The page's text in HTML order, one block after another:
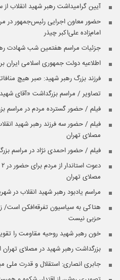
آیین گرامیداشت رهبر شهید انقلاب
حضور معاون اجرایی رئیس‌جمهور در
امام‌زاده علی‌اکبر چیذر
جزئیات مراسم هفتمین شب شهادت
اطلاعیه دولت جمهوری اسلامی
فرزند بزرگ رهبر شهید: صبر هیچ
تصاویر / مراسم بزرگداشت «آقای
فیلم / حضور گسترده مردم در مراسم
فیلم / حضور سه فرزند رهبر شهید
مصلای تهران
فیلم / حضور احمدی نژاد در مراسم
مصلای تهران
مراسم یادبود رهبر شهید انقلاب در
هتاکی به سیاسیون تفرقه‌افکن است/
حزبی نیست
خون رهبر شهید روحیه مقاومت را
بزرگداشت رهبر شهید در مصلای تهران
جابری انصاری:‌ استقلال و قدرت ملی